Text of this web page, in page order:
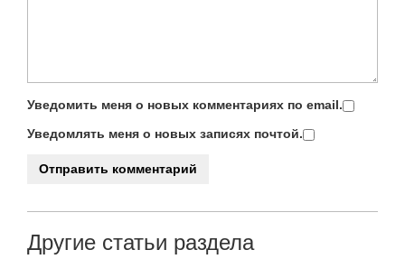
Уведомить меня о новых комментариях по email.
Уведомлять меня о новых записях почтой.
Другие статьи раздела